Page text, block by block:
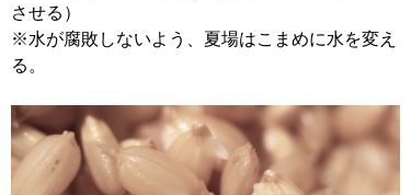
させる）
※水が腐敗しないよう、夏場はこまめに水を変え
る。